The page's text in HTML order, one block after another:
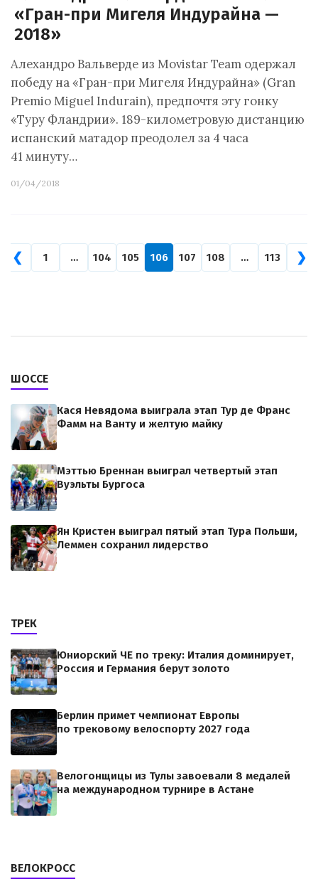
«Гран-при Мигеля Индурайна —
2018»
Алехандро Вальверде из Movistar Team одержал
победу на «Гран-при Мигеля Индурайна» (Gran
Premio Miguel Indurain), предпочтя эту гонку
«Туру Фландрии». 189-километровую дистанцию
испанский матадор преодолел за 4 часа
41 минуту…
01/04/2018
❮ 1 … 104 105 106 107 108 … 113 ❯
ШОССЕ
Кася Невядома выиграла этап Тур де Франс
Фамм на Ванту и желтую майку
Мэттью Бреннан выиграл четвертый этап
Вуэльты Бургоса
Ян Кристен выиграл пятый этап Тура Польши,
Леммен сохранил лидерство
ТРЕК
Юниорский ЧЕ по треку: Италия доминирует,
Россия и Германия берут золото
Берлин примет чемпионат Европы
по трековому велоспорту 2027 года
Велогонщицы из Тулы завоевали 8 медалей
на международном турнире в Астане
ВЕЛОКРОСС